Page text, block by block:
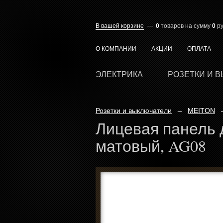
В вашей корзине — 0 товаров на сумму 0
О КОМПАНИИ АКЦИИ ОПЛАТА
ЭЛЕКТРИКА РОЗЕТКИ И
Розетки и выключатели → MEITON
Лицевая панель
матовый, AG08